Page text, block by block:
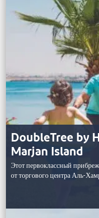
DoubleTree by
Marjan Island
Этот первоклассный
от торгового центра Аль-